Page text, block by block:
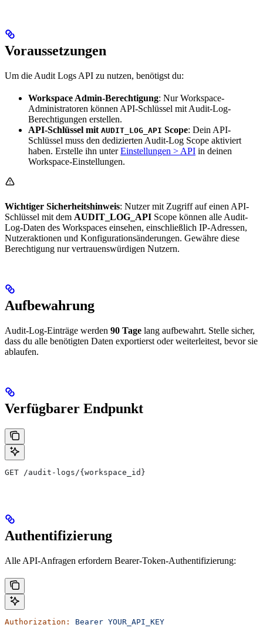
Voraussetzungen
Um die Audit Logs API zu nutzen, benötigst du:
Workspace Admin-Berechtigung: Nur Workspace-
Administratoren können API-Schlüssel mit Audit-Log-
Berechtigungen erstellen.
API-Schlüssel mit AUDIT_LOG_API Scope: Dein API-
Schlüssel muss den dedizierten Audit-Log Scope aktiviert
haben. Erstelle ihn unterEinstellungen > API in deinen
Workspace-Einstellungen.
Wichtiger Sicherheitshinweis: Nutzer mit Zugriff auf einen API-
Schlüssel mit dem AUDIT_LOG_API Scope können alle Audit-
Log-Daten des Workspaces einsehen, einschließlich IP-Adressen,
Nutzeraktionen und Konfigurationsänderungen. Gewähre diese
Berechtigung nur vertrauenswürdigen Nutzern.
Aufbewahrung
Audit-Log-Einträge werden 90 Tage lang aufbewahrt. Stelle sicher,
dass du alle benötigten Daten exportierst oder weiterleitest, bevor sie
ablaufen.
Verfügbarer Endpunkt
GET /audit-logs/{workspace_id}
Authentifizierung
Alle API-Anfragen erfordern Bearer-Token-Authentifizierung:
Authorization: Bearer YOUR_API_KEY